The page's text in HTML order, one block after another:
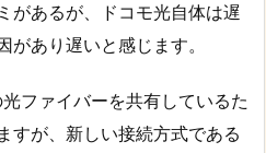
があるが、ドコモ光自体は遅
があり遅いと感じます。
ファイバーを共有しているた
すが、新しい接続方式である